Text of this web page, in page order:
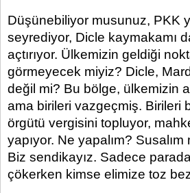
Düşünebiliyor musunuz, PKK
seyrediyor, Dicle kaymakamı
açtırıyor. Ülkemizin geldiği
görmeyecek miyiz? Dicle,
değil mi? Bu bölge, ülkemizin
ama birileri vazgeçmiş. Birileri
örgütü vergisini topluyor,
yapıyor. Ne yapalım?
Biz sendikayız. Sadece
çökerken kimse elimize toz